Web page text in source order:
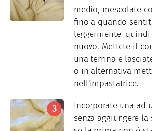
medio, mescolate
fino a quando
leggermente, quindi
nuovo. Mettete il
una terrina e
o in alternativa
nell'impastatrice.
Incorporate una ad
senza aggiungere la